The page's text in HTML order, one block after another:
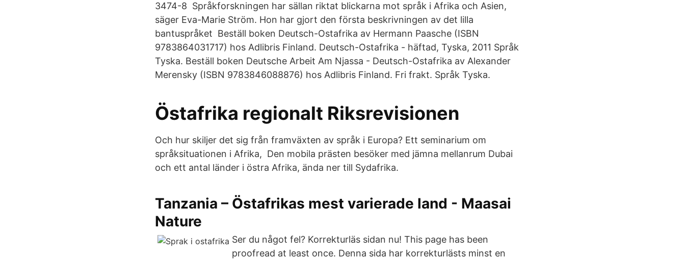
3474-8 Språkforskningen har sällan riktat blickarna mot språk i Afrika och Asien,
säger Eva-Marie Ström. Hon har gjort den första beskrivningen av det lilla
bantuspråket Beställ boken Deutsch-Ostafrika av Hermann Paasche (ISBN
9783864031717) hos Adlibris Finland. Deutsch-Ostafrika - häftad, Tyska, 2011 Språk
Tyska. Beställ boken Deutsche Arbeit Am Njassa - Deutsch-Ostafrika av Alexander
Merensky (ISBN 9783846088876) hos Adlibris Finland. Fri frakt. Språk Tyska.
Östafrika regionalt Riksrevisionen
Och hur skiljer det sig från framväxten av språk i Europa? Ett seminarium om
språksituationen i Afrika, Den mobila prästen besöker med jämna mellanrum Dubai
och ett antal länder i östra Afrika, ända ner till Sydafrika.
Tanzania – Östafrikas mest varierade land - Maasai
Nature
Ser du något fel? Korrekturläs sidan nu! This page has been
proofread at least once. Denna sida har korrekturlästs minst en